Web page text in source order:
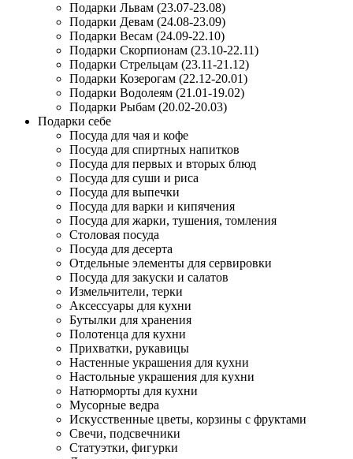
Подарки Львам (23.07-23.08)
Подарки Девам (24.08-23.09)
Подарки Весам (24.09-22.10)
Подарки Скорпионам (23.10-22.11)
Подарки Стрельцам (23.11-21.12)
Подарки Козерогам (22.12-20.01)
Подарки Водолеям (21.01-19.02)
Подарки Рыбам (20.02-20.03)
Подарки себе
Посуда для чая и кофе
Посуда для спиртных напитков
Посуда для первых и вторых блюд
Посуда для суши и риса
Посуда для выпечки
Посуда для варки и кипячения
Посуда для жарки, тушения, томления
Столовая посуда
Посуда для десерта
Отдельные элементы для сервировки
Посуда для закуски и салатов
Измельчители, терки
Аксессуары для кухни
Бутылки для хранения
Полотенца для кухни
Прихватки, рукавицы
Настенные украшения для кухни
Настольные украшения для кухни
Натюрморты для кухни
Мусорные ведра
Искусственные цветы, корзины с фруктами
Свечи, подсвечники
Статуэтки, фигурки